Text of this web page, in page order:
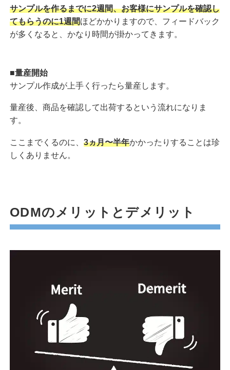
サンプルを作るまでに2週間、お客様にサンプルを確認し
てもらうのに1週間ほどかかりますので、フィードバック
が多くなると、かなり時間が掛かってきます。
■量産開始
サンプル作成が上手く行ったら量産します。
量産後、商品を確認して出荷するという流れになりま
す。
ここまでくるのに、 3ヵ月〜半年かかったりすることは珍
しくありません。
ODMのメリットとデメリット